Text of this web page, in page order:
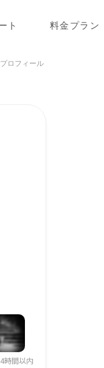
ト 料金プラン
ロフィール
時間以内